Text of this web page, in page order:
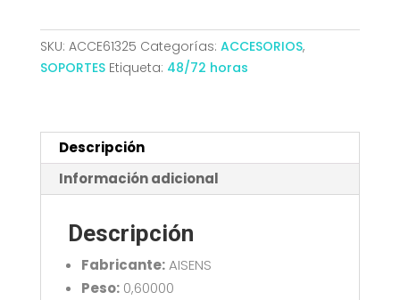
13
AJUSTABLE
PARA
PLATA
AISENS
LPS4L-
cantidad
SKU: ACCE61325 Categorías: ACCESORIOS,
SOPORTES Etiqueta: 48/72 horas
Descripción
Información adicional
Descripción
Fabricante:AISENS
Peso:0,60000